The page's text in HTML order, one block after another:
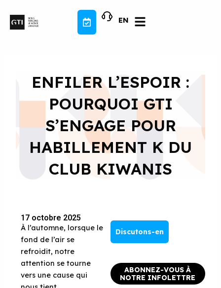
contenu
EN
ENFILER L’ESPOIR :
POURQUOI GTI
S’ENGAGE POUR
HABILLEMENT K DU
CLUB KIWANIS
17 octobre 2025
À l’automne, lorsque le
fond de l’air se
refroidit, notre
attention se tourne
vers une cause qui
Discutons-en
ABONNEZ-VOUS À
NOTRE INFOLETTRE